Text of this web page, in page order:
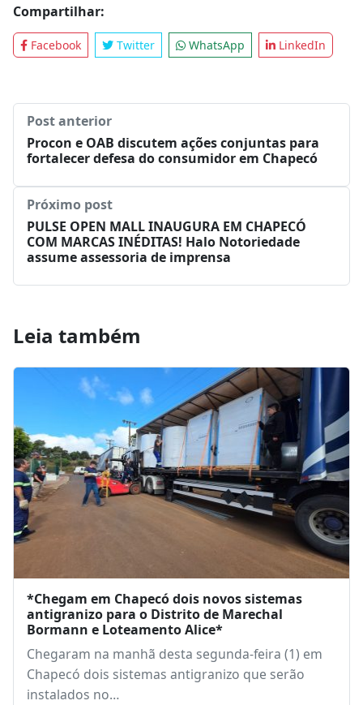
Compartilhar:
Facebook Twitter WhatsApp LinkedIn
Post anterior
Procon e OAB discutem ações conjuntas para
fortalecer defesa do consumidor em Chapecó
Próximo post
PULSE OPEN MALL INAUGURA EM CHAPECÓ
COM MARCAS INÉDITAS! Halo Notoriedade
assume assessoria de imprensa
Leia também
*Chegam em Chapecó dois novos sistemas
antigranizo para o Distrito de Marechal
Bormann e Loteamento Alice*
Chegaram na manhã desta segunda-feira (1) em
Chapecó dois sistemas antigranizo que serão
instalados no…